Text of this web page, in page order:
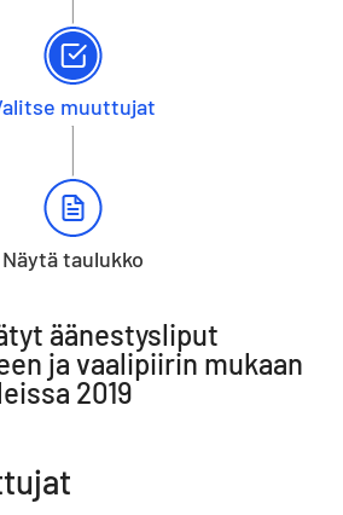
muuttujat
Näytä taulukko
äänestysliput
ja vaalipiirin mukaan
2019